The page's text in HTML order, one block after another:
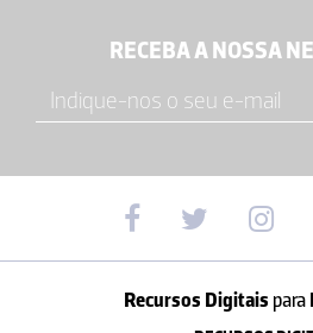
RECEBA A NOSSA
Recursos Digitais para